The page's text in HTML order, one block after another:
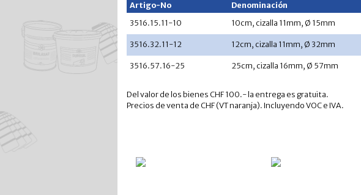
Artigo-No Denominación
3516.15.11-10
10cm, cizalla 11mm, Ø 15mm
3516.32.11-12 12cm, cizalla 11mm, Ø 32mm
3516.57.16-25 25cm, cizalla 16mm, Ø 57mm
Del valor de los bienes CHF 100.- la entrega es gratuita.
Precios de venta de CHF (VT naranja). Incluyendo VOC e IVA.